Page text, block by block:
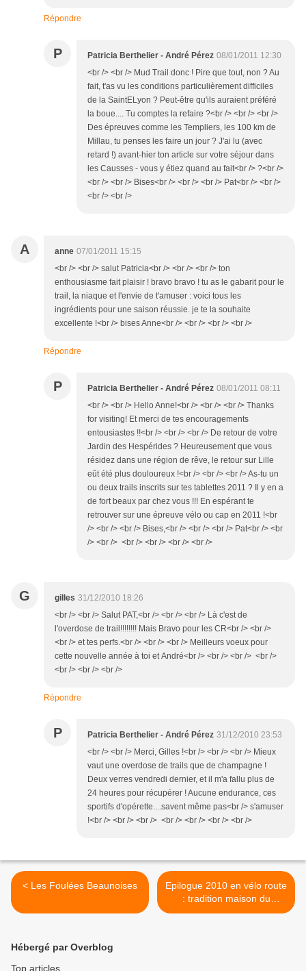
Répondre
P Patricia Berthelier - André Pérez 08/01/2011 12:30
<br /> <br /> Mud Trail donc ! Pire que tout, non ? Au
fait, t'as vu les conditions particulièrement difficiles
de la SaintELyon ? Peut-être qu'ils auraient préféré
la boue.... Tu comptes la refaire ?<br /> <br /> <br />
Des épreuves comme les Templiers, les 100 km de
Millau, tu penses les faire un jour ? J'ai lu (avec
retard !) avant-hier ton article sur votre séjour dans
les Causses - vous y étiez quand au fait<br /> ?<br />
<br /> <br /> Bises<br /> <br /> <br /> Pat<br /> <br />
<br /> <br />
A anne 07/01/2011 15:15
<br /> <br /> salut Patricia<br /> <br /> <br /> ton
enthousiasme fait plaisir ! bravo bravo ! tu as le gabarit pour le
trail, la niaque et l'envie de t'amuser : voici tous les
ingrédients pour une saison réussie. je te la souhaite
excellente !<br /> bises Anne<br /> <br /> <br /> <br />
Répondre
P Patricia Berthelier - André Pérez 08/01/2011 08:11
<br /> <br /> Hello Anne!<br /> <br /> <br /> Thanks
for visiting! Et merci de tes encouragements
entousiastes !!<br /> <br /> <br /> De retour de votre
Jardin des Hespérides ? Heureusement que vous
résidez dans une région de rêve, le retour sur Lille
eût été plus douloureux !<br /> <br /> <br /> As-tu un
ou deux trails inscrits sur tes tablettes 2011 ? Il y en a
de fort beaux par chez vous !!! En espérant te
retrouver sur une épreuve vélo ou cap en 2011 !<br
/> <br /> <br /> Bises,<br /> <br /> <br /> Pat<br /> <br
/> <br /> <br /> <br /> <br /> <br />
G gilles 31/12/2010 18:26
<br /> <br /> Salut PAT,<br /> <br /> <br /> Là c'est de
l'overdose de trail!!!!!!!! Mais Bravo pour les CR<br /> <br />
<br /> et tes perfs.<br /> <br /> <br /> Meilleurs voeux pour
cette nouvelle année à toi et André<br /> <br /> <br /> <br />
<br /> <br /> <br />
Répondre
P Patricia Berthelier - André Pérez 31/12/2010 23:53
<br /> <br /> Merci, Gilles !<br /> <br /> <br /> Mieux
vaut une overdose de trails que de champagne !
Deux verres vendredi dernier, et il m'a fallu plus de
24 heures pour récupérer ! Aucune endurance, ces
sportifs d'opérette....savent même pas<br /> s'amuser
!<br /> <br /> <br /> <br /> <br /> <br /> <br />
< Les Foulées Beaunoises
Epilogue 2010 en vélo route
: tradition maison du
CLMarsannay >
Hébergé par Overblog
Top articles